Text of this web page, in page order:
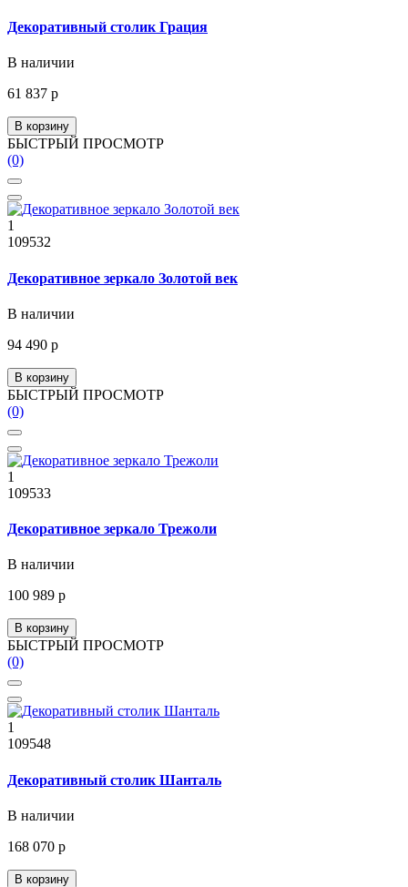
Декоративный столик Грация
В наличии
61 837 р
В корзину
БЫСТРЫЙ ПРОСМОТР
(0)
1
109532
Декоративное зеркало Золотой век
В наличии
94 490 р
В корзину
БЫСТРЫЙ ПРОСМОТР
(0)
1
109533
Декоративное зеркало Трежоли
В наличии
100 989 р
В корзину
БЫСТРЫЙ ПРОСМОТР
(0)
1
109548
Декоративный столик Шанталь
В наличии
168 070 р
В корзину